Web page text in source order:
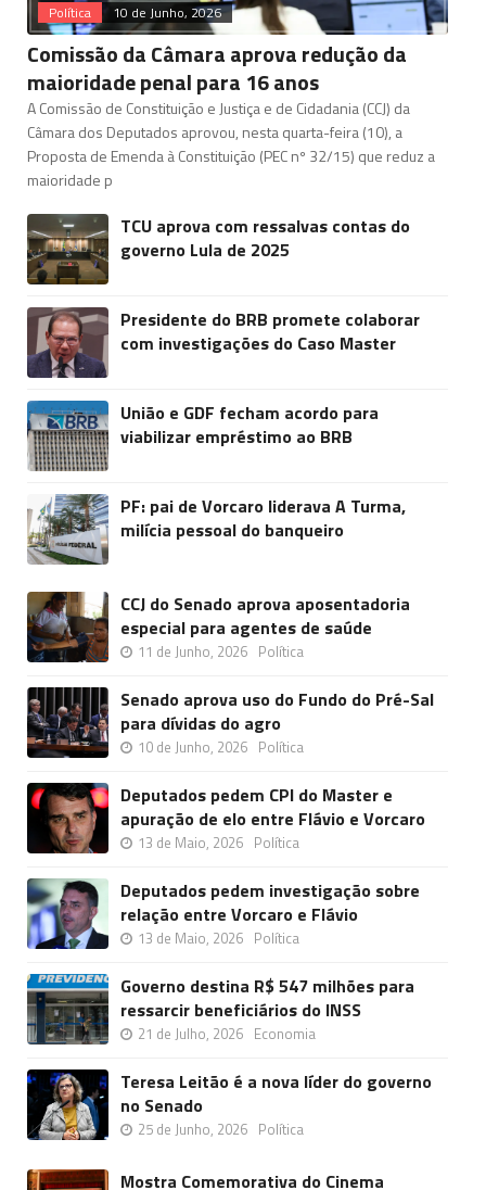
Política 10 de Junho, 2026
Comissão da Câmara aprova redução da
maioridade penal para 16 anos
A Comissão de Constituição e Justiça e de Cidadania (CCJ) da
Câmara dos Deputados aprovou, nesta quarta-feira (10), a
Proposta de Emenda à Constituição (PEC nº 32/15) que reduz a
maioridade p
TCU aprova com ressalvas contas do
governo Lula de 2025
Presidente do BRB promete colaborar
com investigações do Caso Master
União e GDF fecham acordo para
viabilizar empréstimo ao BRB
PF: pai de Vorcaro liderava A Turma,
milícia pessoal do banqueiro
CCJ do Senado aprova aposentadoria
especial para agentes de saúde
11 de Junho, 2026 Política
Senado aprova uso do Fundo do Pré-Sal
para dívidas do agro
10 de Junho, 2026 Política
Deputados pedem CPI do Master e
apuração de elo entre Flávio e Vorcaro
13 de Maio, 2026 Política
Deputados pedem investigação sobre
relação entre Vorcaro e Flávio
13 de Maio, 2026 Política
Governo destina R$ 547 milhões para
ressarcir beneficiários do INSS
21 de Julho, 2026 Economia
Teresa Leitão é a nova líder do governo
no Senado
25 de Junho, 2026 Política
Mostra Comemorativa do Cinema